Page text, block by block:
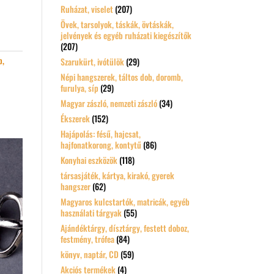
Ruházat, viselet(207)
Övek, tarsolyok, táskák, övtáskák,
jelvények és egyéb ruházati kiegészítők
(207)
Szarukürt, ivótülök(29)
Népi hangszerek, táltos dob, doromb,
furulya, síp (29)
Magyar zászló, nemzeti zászló(34)
Ékszerek(152)
Hajápolás: fésű, hajcsat,
hajfonatkorong, kontytű(86)
Konyhai eszközök(118)
társasjáték, kártya, kirakó, gyerek
hangszer(62)
Magyaros kulcstartók, matricák, egyéb
használati tárgyak(55)
Ajándéktárgy, dísztárgy, festett doboz,
festmény, trófea(84)
könyv, naptár, CD (59)
Akciós termékek(4)